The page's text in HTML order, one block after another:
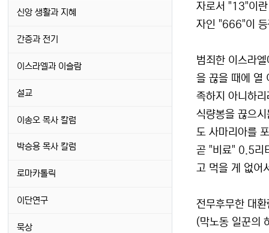
자로서 "13"이
자인 "666"이 등
범죄한 이스라
을 끊을 때에 열
족하지 아니하
식량봉을 끊으
도 사마리아를
곧 "비료" 0.5리
고 먹을 게 없어
전무후무한 대
(막노동 일꾼의
신앙 생활과 지혜
간증과 전기
이스라엘과 이슬람
설교
이송오 목사 칼럼
박승용 목사 칼럼
로마카톨릭
이단연구
묵상